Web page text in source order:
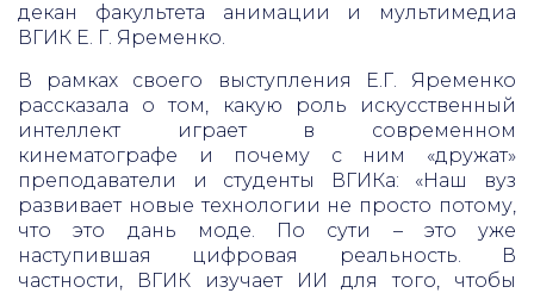
декан факультета анимации и мультимедиа
ВГИК Е. Г. Яременко.
В рамках своего выступления Е.Г. Яременко
рассказала о том, какую роль искусственный
интеллект играет в современном
кинематографе и почему с ним «дружат»
преподаватели и студенты ВГИКа: «Наш вуз
развивает новые технологии не просто потому,
что это дань моде. По сути – это уже
наступившая цифровая реальность. В
частности, ВГИК изучает ИИ для того, чтобы